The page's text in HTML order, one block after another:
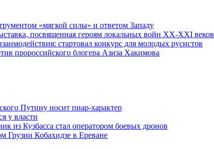
«мягкой силы» и ответом Западу
посвященная героям локальных войн XX-XXI веков
стартовал конкурс для молодых русистов
пророссийского блогера Азиза Хакимова
Путину носит пиар-характер
у власти
из Кузбасса стал оператором боевых дронов
Грузии Кобахидзе в Ереване